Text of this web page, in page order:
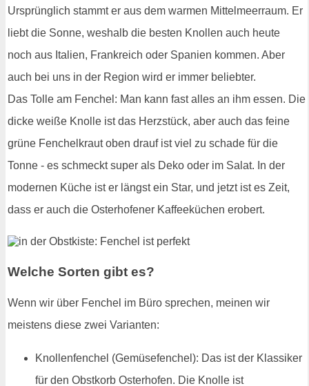
Ursprünglich stammt er aus dem warmen Mittelmeerraum. Er
liebt die Sonne, weshalb die besten Knollen auch heute
noch aus Italien, Frankreich oder Spanien kommen. Aber
auch bei uns in der Region wird er immer beliebter.
Das Tolle am Fenchel: Man kann fast alles an ihm essen. Die
dicke weiße Knolle ist das Herzstück, aber auch das feine
grüne Fenchelkraut oben drauf ist viel zu schade für die
Tonne - es schmeckt super als Deko oder im Salat. In der
modernen Küche ist er längst ein Star, und jetzt ist es Zeit,
dass er auch die Osterhofener Kaffeeküchen erobert.
Welche Sorten gibt es?
Wenn wir über Fenchel im Büro sprechen, meinen wir
meistens diese zwei Varianten:
Knollenfenchel (Gemüsefenchel): Das ist der Klassiker
für den Obstkorb Osterhofen. Die Knolle ist